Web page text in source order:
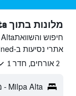
מלונות בתוך Milpa Alta, מקסיקו סיטי
אתרי נסיעות ב-HotelsCombined.
2 אורחים, חדר 1
Milpa Alta - מקסיקו סיטי, מקסיקו סיטי, מקסיקו